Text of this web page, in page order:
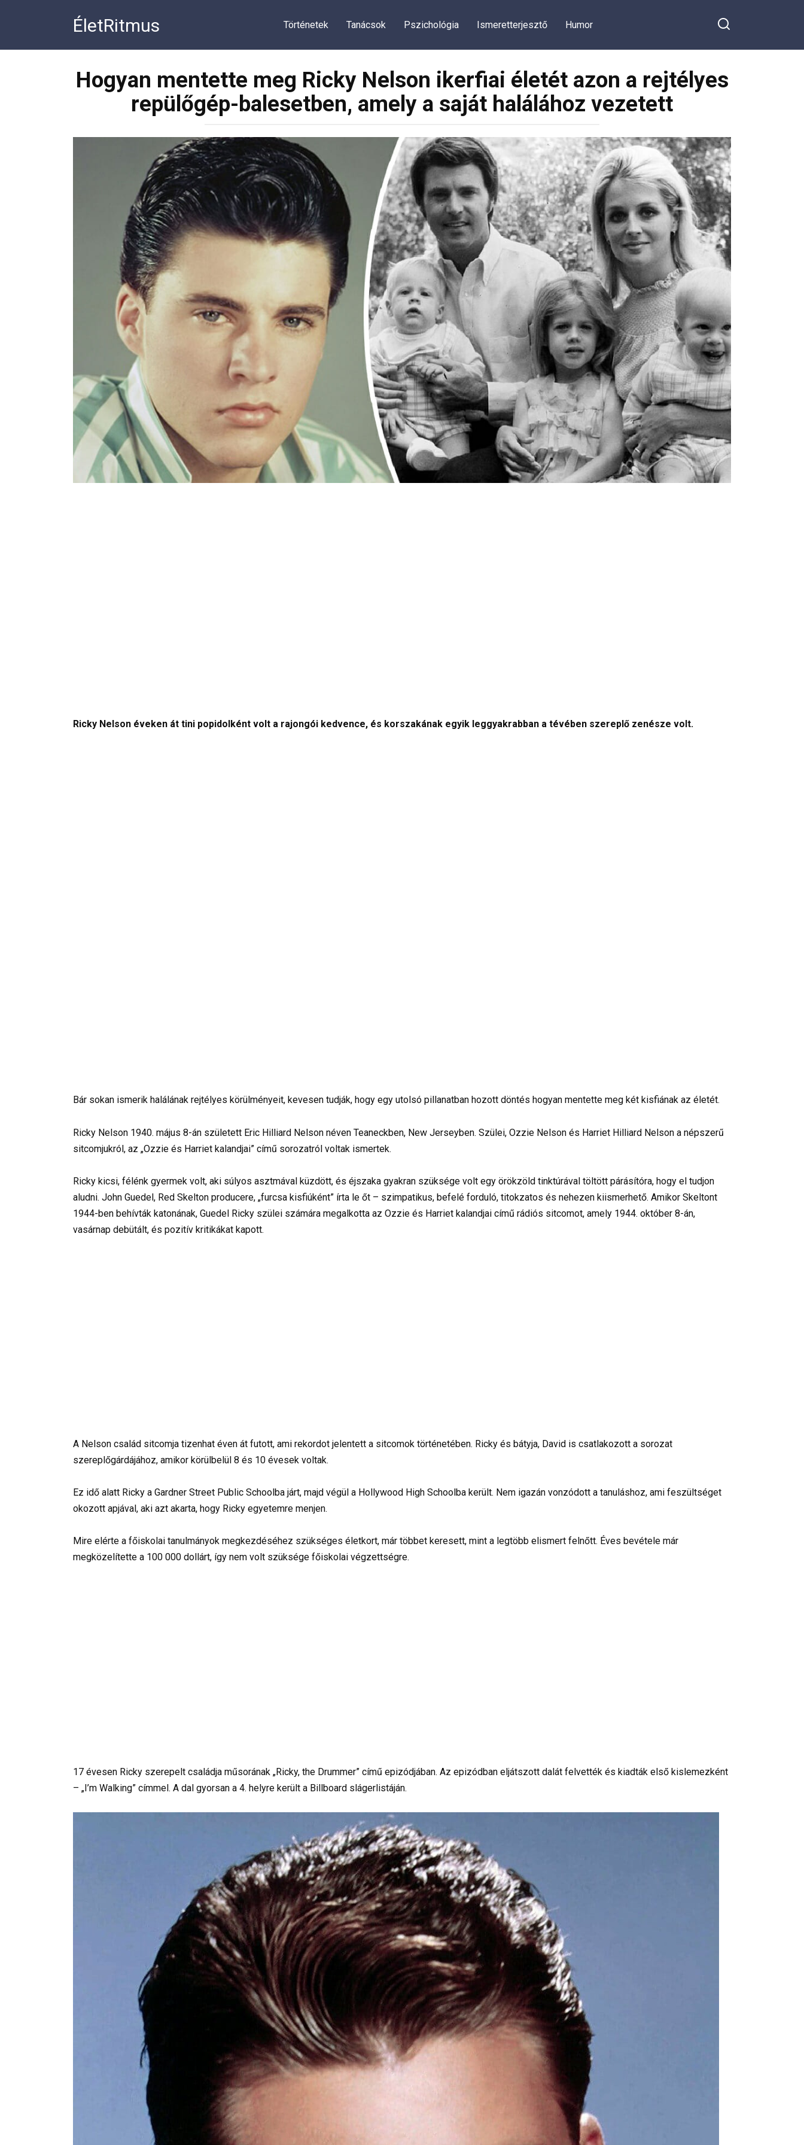
ÉletRitmus Történetek Tanácsok Pszichológia Ismeretterjesztő Humor
Hogyan mentette meg Ricky Nelson ikerfiai életét azon a rejtélyes
repülőgép-balesetben, amely a saját halálához vezetett
Ricky Nelson éveken át tini popidolként volt a rajongói kedvence, és korszakának egyik leggyakrabban a tévében szereplő zenésze volt.
Bár sokan ismerik halálának rejtélyes körülményeit, kevesen tudják, hogy egy utolsó pillanatban hozott döntés hogyan mentette meg két kisfiának az életét.
Ricky Nelson 1940. május 8-án született Eric Hilliard Nelson néven Teaneckben, New Jerseyben. Szülei, Ozzie Nelson és Harriet Hilliard Nelson a népszerű
sitcomjukról, az „Ozzie és Harriet kalandjai” című sorozatról voltak ismertek.
Ricky kicsi, félénk gyermek volt, aki súlyos asztmával küzdött, és éjszaka gyakran szüksége volt egy örökzöld tinktúrával töltött párásítóra, hogy el tudjon
aludni. John Guedel, Red Skelton producere, „furcsa kisfiúként” írta le őt – szimpatikus, befelé forduló, titokzatos és nehezen kiismerhető. Amikor Skeltont
1944-ben behívták katonának, Guedel Ricky szülei számára megalkotta az Ozzie és Harriet kalandjai című rádiós sitcomot, amely 1944. október 8-án,
vasárnap debütált, és pozitív kritikákat kapott.
A Nelson család sitcomja tizenhat éven át futott, ami rekordot jelentett a sitcomok történetében. Ricky és bátyja, David is csatlakozott a sorozat
szereplőgárdájához, amikor körülbelül 8 és 10 évesek voltak.
Ez idő alatt Ricky a Gardner Street Public Schoolba járt, majd végül a Hollywood High Schoolba került. Nem igazán vonzódott a tanuláshoz, ami feszültséget
okozott apjával, aki azt akarta, hogy Ricky egyetemre menjen.
Mire elérte a főiskolai tanulmányok megkezdéséhez szükséges életkort, már többet keresett, mint a legtöbb elismert felnőtt. Éves bevétele már
megközelítette a 100 000 dollárt, így nem volt szüksége főiskolai végzettségre.
17 évesen Ricky szerepelt családja műsorának „Ricky, the Drummer” című epizódjában. Az epizódban eljátszott dalát felvették és kiadták első kislemezként
– „I’m Walking” címmel. A dal gyorsan a 4. helyre került a Billboard slágerlistáján.